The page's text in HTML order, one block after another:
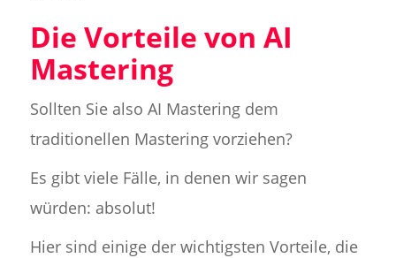
Die Vorteile von AI
Mastering
Sollten Sie also AI Mastering dem
traditionellen Mastering vorziehen?
Es gibt viele Fälle, in denen wir sagen
würden: absolut!
Hier sind einige der wichtigsten Vorteile, die